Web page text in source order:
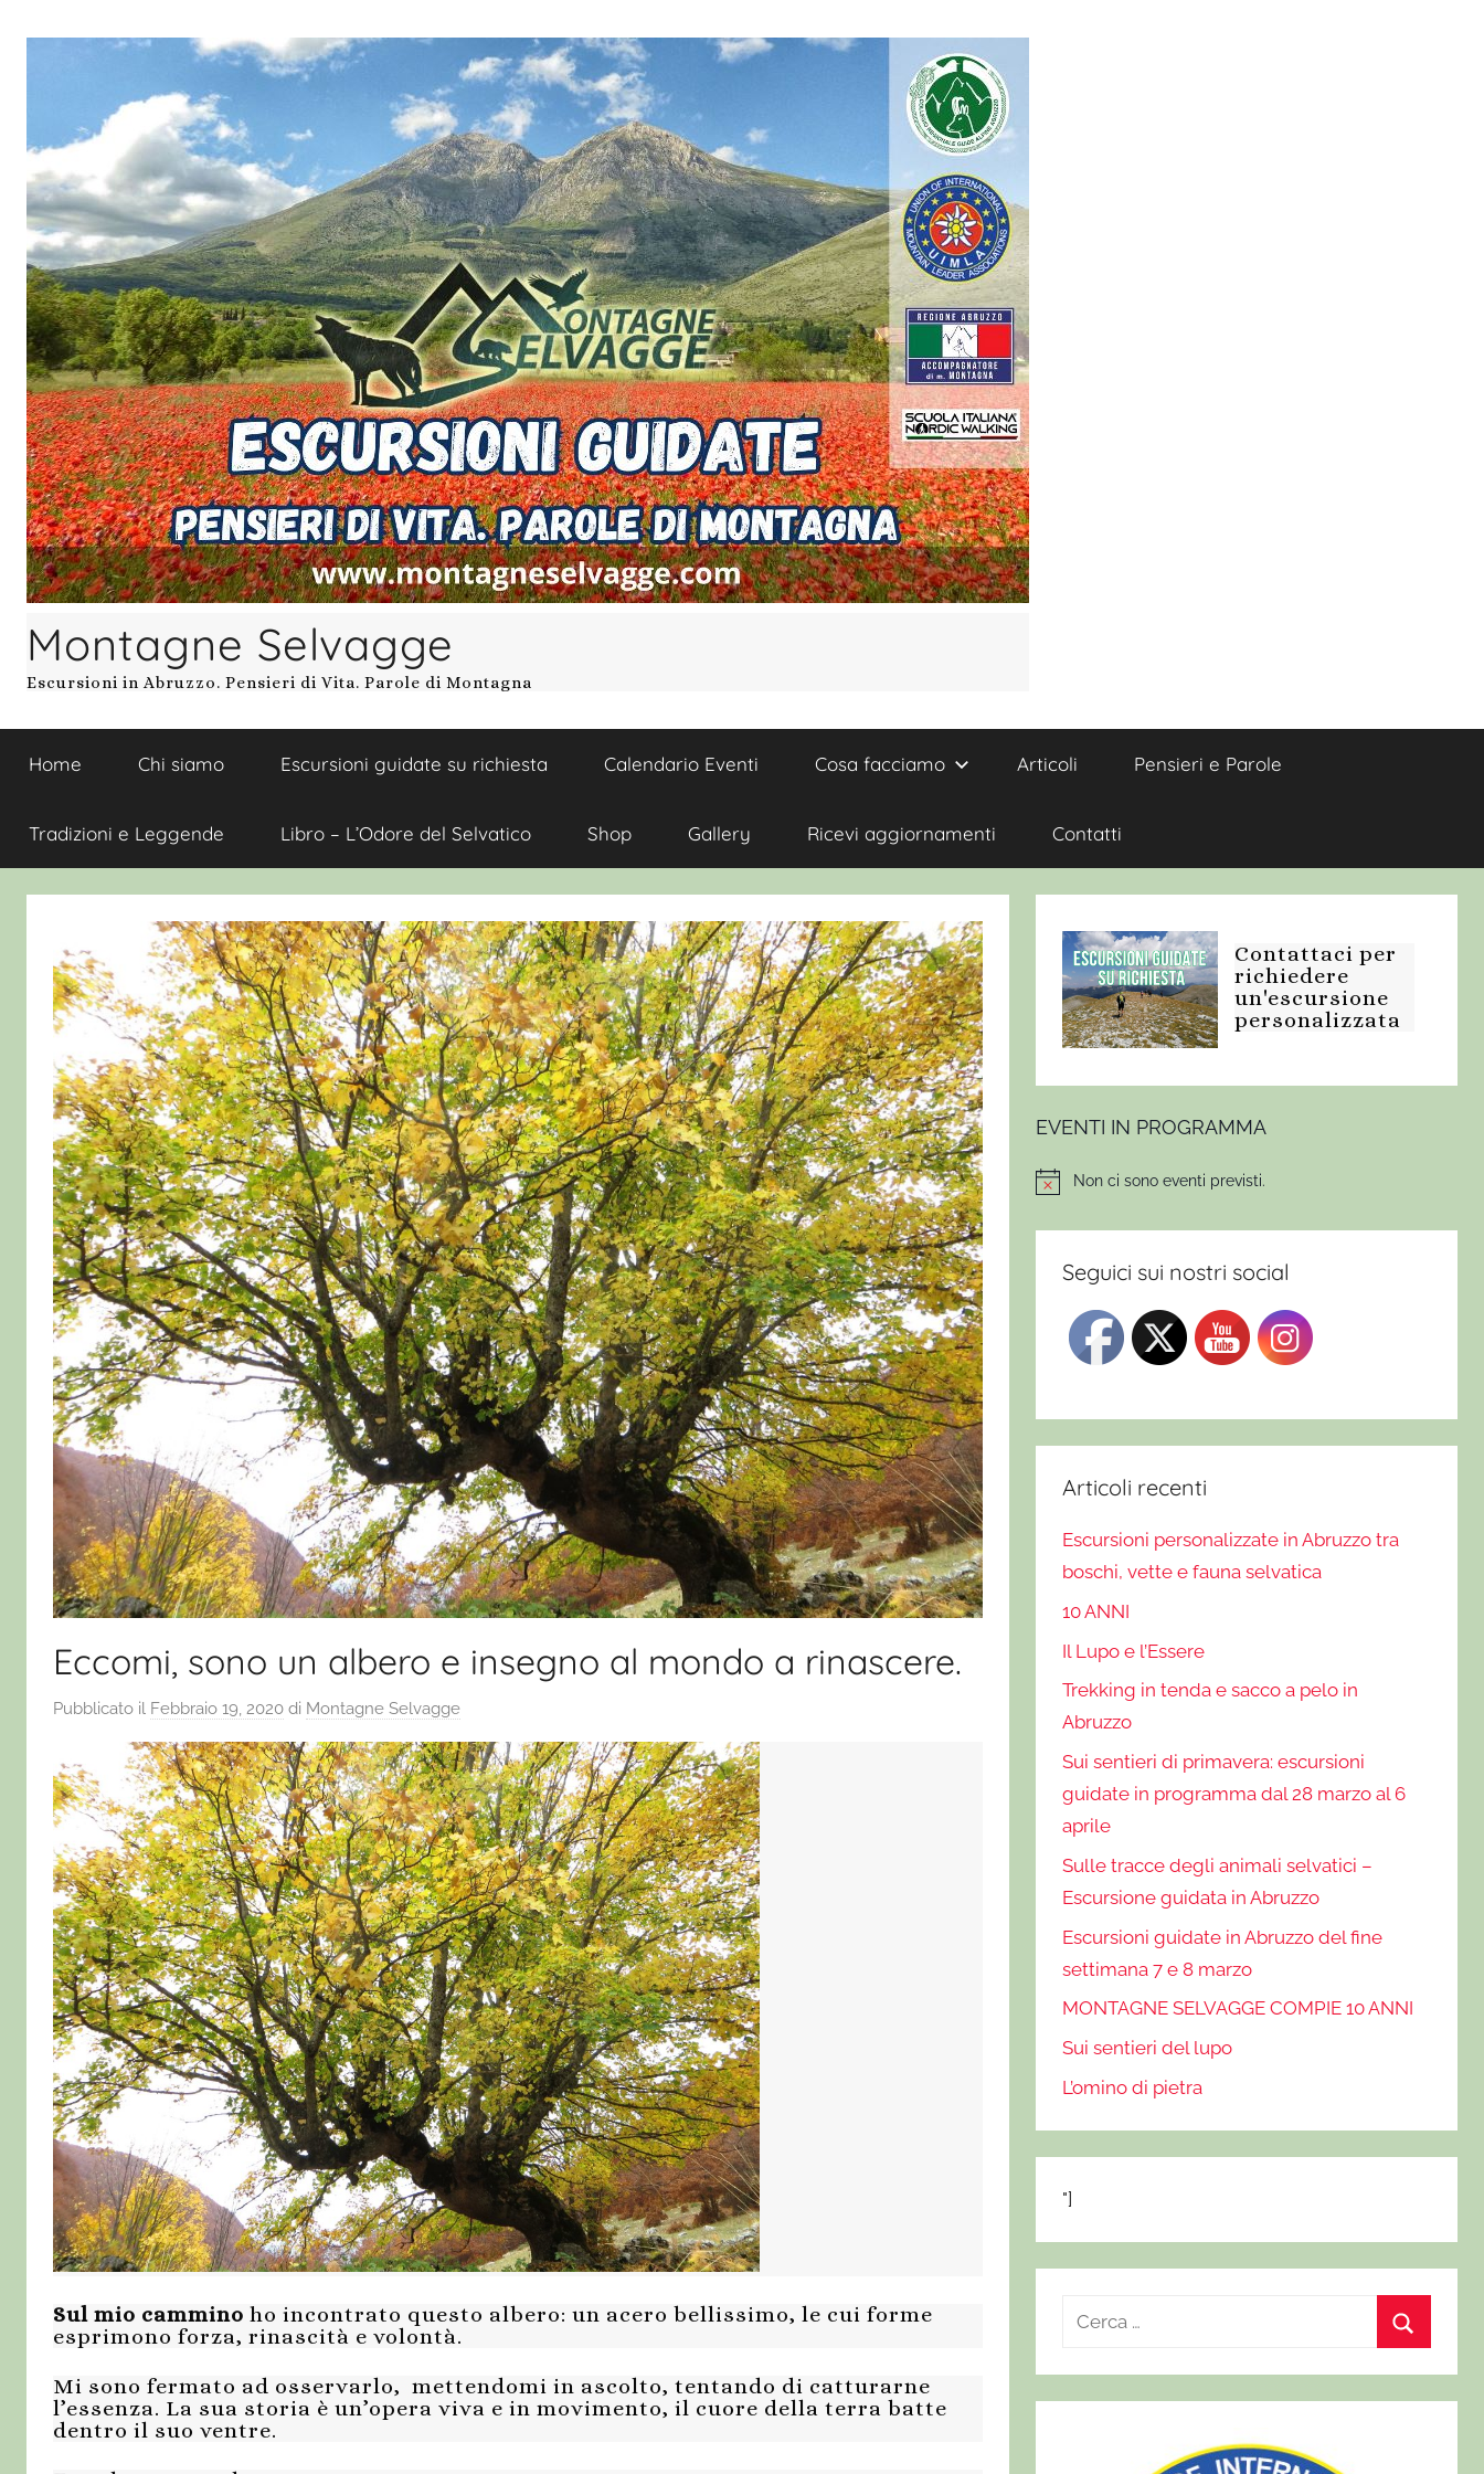
Montagne Selvagge
Escursioni in Abruzzo. Pensieri di Vita. Parole di Montagna
Home Chi siamo Escursioni guidate su richiesta Calendario Eventi Cosa facciamo Articoli Pensieri e Parole
Tradizioni e Leggende Libro – L’Odore del Selvatico Shop Gallery Ricevi aggiornamenti Contatti
Eccomi, sono un albero e insegno al mondo a rinascere.
Pubblicato il Febbraio 19, 2020 di Montagne Selvagge
Sul mio cammino ho incontrato questo albero: un acero bellissimo, le cui forme
esprimono forza, rinascità e volontà.
Mi sono fermato ad osservarlo, mettendomi in ascolto, tentando di catturarne
l’essenza. La sua storia è un’opera viva e in movimento, il cuore della terra batte
dentro il suo ventre.
Contattaci per
richiedere
un'escursione
personalizzata
EVENTI IN PROGRAMMA
NoticeNon ci sono eventi previsti.
Seguici sui nostri social
Articoli recenti
Escursioni personalizzate in Abruzzo tra
boschi, vette e fauna selvatica
10 ANNI
Il Lupo e l’Essere
Trekking in tenda e sacco a pelo in
Abruzzo
Sui sentieri di primavera: escursioni
guidate in programma dal 28 marzo al 6
aprile
Sulle tracce degli animali selvatici –
Escursione guidata in Abruzzo
Escursioni guidate in Abruzzo del fine
settimana 7 e 8 marzo
MONTAGNE SELVAGGE COMPIE 10 ANNI
Sui sentieri del lupo
L’omino di pietra
"]
c
e